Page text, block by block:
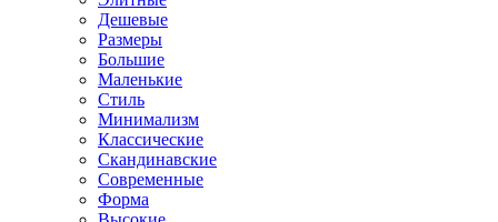
Дешевые
Размеры
Большие
Маленькие
Стиль
Минимализм
Классические
Скандинавские
Современные
Форма